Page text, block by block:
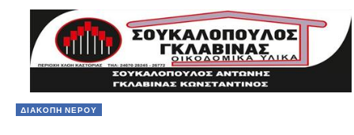
ΔΙΑΚΟΠΗ ΝΕΡΟΥ